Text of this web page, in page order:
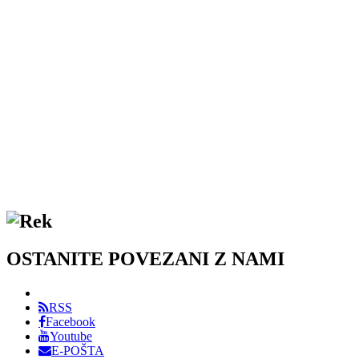
OSTANITE POVEZANI Z NAMI
RSS
Facebook
Youtube
E-POŠTA